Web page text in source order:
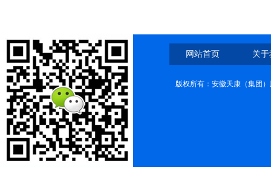
网站首页 关
版权所有：安徽天康（集团